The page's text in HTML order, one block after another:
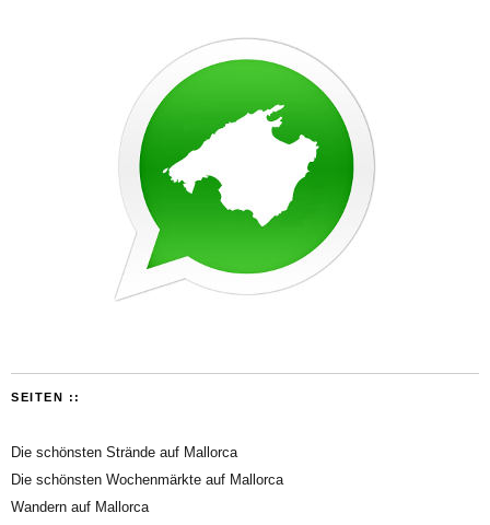
SEITEN ::
Die schönsten Strände auf Mallorca
Die schönsten Wochenmärkte auf Mallorca
Wandern auf Mallorca